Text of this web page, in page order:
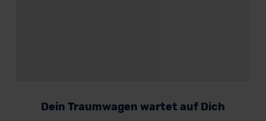
Dein Traumwagen wartet auf Dich